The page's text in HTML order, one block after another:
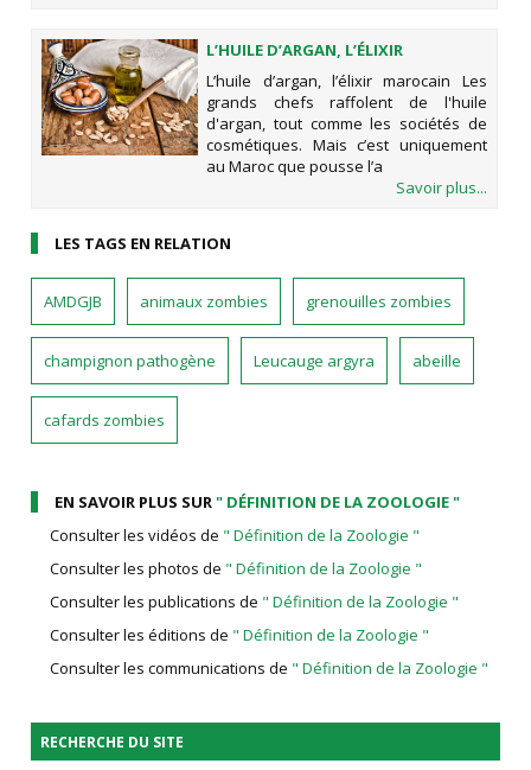
L’HUILE D’ARGAN, L’ÉLIXIR
MAROCAIN
L’huile d’argan, l’élixir marocain Les
grands chefs raffolent de l'huile
d'argan, tout comme les sociétés de
cosmétiques. Mais c’est uniquement
au Maroc que pousse l’a
Savoir plus...
LES TAGS EN RELATION
AMDGJB animaux zombies grenouilles zombies
champignon pathogène Leucauge argyra abeille
cafards zombies
EN SAVOIR PLUS SUR" DÉFINITION DE LA ZOOLOGIE "
Consulter les vidéos de " Définition de la Zoologie "
Consulter les photos de " Définition de la Zoologie "
Consulter les publications de " Définition de la Zoologie "
Consulter les éditions de " Définition de la Zoologie "
Consulter les communications de " Définition de la Zoologie "
RECHERCHE DU SITE